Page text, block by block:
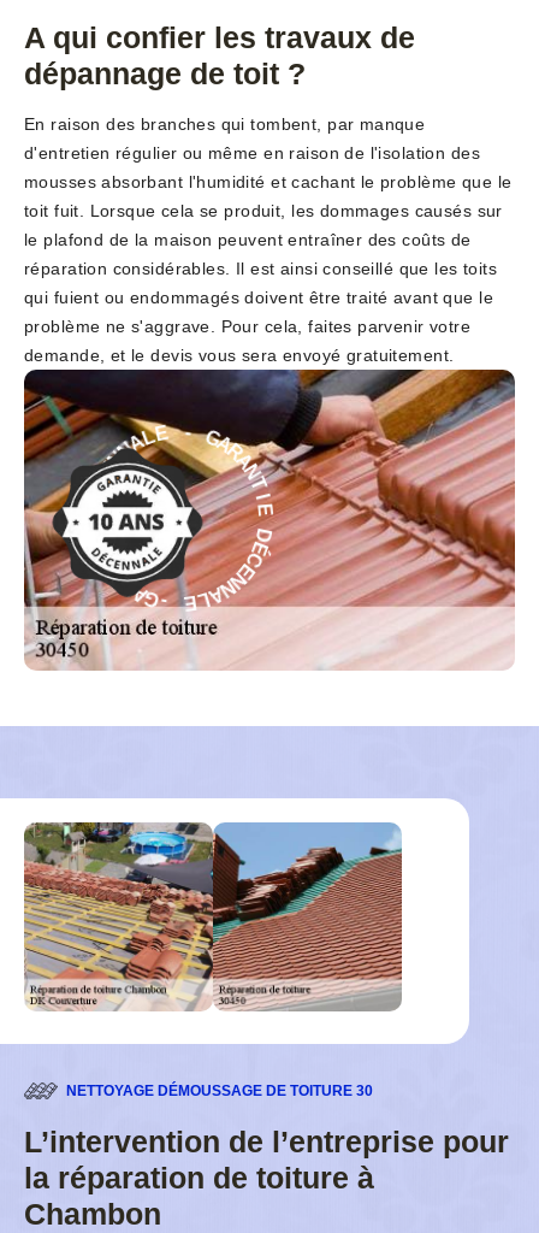
A qui confier les travaux de
dépannage de toit ?
En raison des branches qui tombent, par manque
d'entretien régulier ou même en raison de l'isolation des
mousses absorbant l'humidité et cachant le problème que le
toit fuit. Lorsque cela se produit, les dommages causés sur
le plafond de la maison peuvent entraîner des coûts de
réparation considérables. Il est ainsi conseillé que les toits
qui fuient ou endommagés doivent être traité avant que le
problème ne s'aggrave. Pour cela, faites parvenir votre
demande, et le devis vous sera envoyé gratuitement.
G
A
R
A
N
T
I
E
D
É
C
E
N
N
A
L
E
- GARANTI
E
D
É
C
E
N
N
A
L
E
-
NETTOYAGE DÉMOUSSAGE DE TOITURE 30
L’intervention de l’entreprise pour
la réparation de toiture à
Chambon